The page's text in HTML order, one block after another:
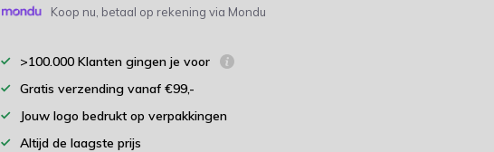
Koop nu, betaal op rekening via Mondu
>100.000 Klanten gingen je voor
Gratis verzending vanaf €99,-
Jouw logo bedrukt op verpakkingen
Altijd de laagste prijs